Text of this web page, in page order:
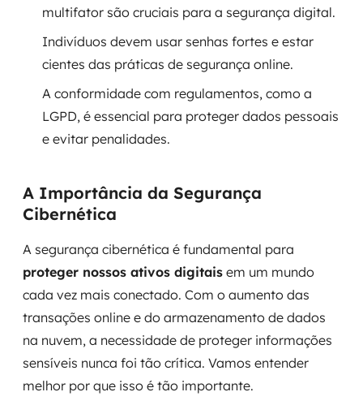
Sustentar operações com eficiência
Sustentação de aplicações
SRE / DevOps
Monitoramento 24x7
FinOps
Billing Cloud
Gestão de infraestrutura
Escalar com segurança
Pentest
multifator são cruciais para a segurança digital.
Indivíduos devem usar senhas fortes e estar
cientes das práticas de segurança online.
A conformidade com regulamentos, como a
LGPD, é essencial para proteger dados pessoais
e evitar penalidades.
A Importância da Segurança
Cibernética
A segurança cibernética é fundamental para
proteger nossos ativos digitais em um mundo
cada vez mais conectado. Com o aumento das
transações online e do armazenamento de dados
na nuvem, a necessidade de proteger informações
sensíveis nunca foi tão crítica. Vamos entender
melhor por que isso é tão importante.